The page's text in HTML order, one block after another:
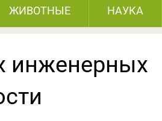
ЖИВОТНЫЕ НАУКА
инженерных